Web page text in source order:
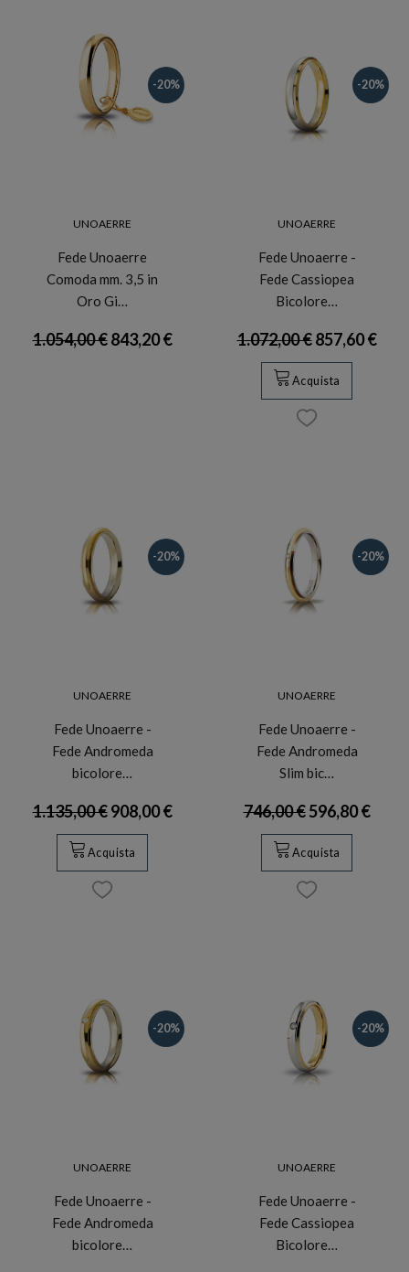
-20%
UNOAERRE
Fede Unoaerre
Comoda mm. 3,5 in
Oro Gi…
1.054,00 €843,20 €
-20%
UNOAERRE
Fede Unoaerre -
Fede Cassiopea
Bicolore…
1.072,00 €857,60 €
Acquista
-20%
UNOAERRE
Fede Unoaerre -
Fede Andromeda
bicolore…
1.135,00 €908,00 €
Acquista
-20%
UNOAERRE
Fede Unoaerre -
Fede Andromeda
Slim bic…
746,00 €596,80 €
Acquista
-20%
UNOAERRE
Fede Unoaerre -
Fede Andromeda
bicolore…
-20%
UNOAERRE
Fede Unoaerre -
Fede Cassiopea
Bicolore…